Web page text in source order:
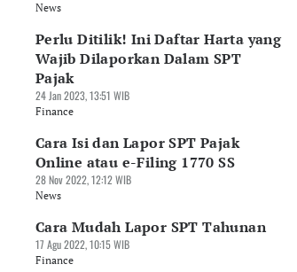
News
Perlu Ditilik! Ini Daftar Harta yang
Wajib Dilaporkan Dalam SPT
Pajak
24 Jan 2023, 13:51 WIB
Finance
Cara Isi dan Lapor SPT Pajak
Online atau e-Filing 1770 SS
28 Nov 2022, 12:12 WIB
News
Cara Mudah Lapor SPT Tahunan
17 Agu 2022, 10:15 WIB
Finance